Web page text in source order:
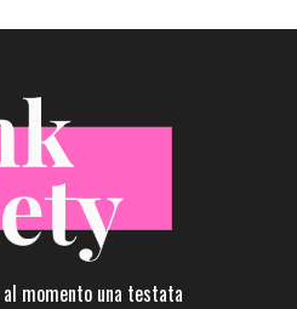
momento una testata